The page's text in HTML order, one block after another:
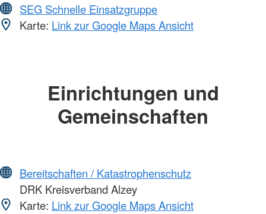
SEG Schnelle Einsatzgruppe
Karte: Link zur Google Maps Ansicht
Einrichtungen und
Gemeinschaften
Bereitschaften / Katastrophenschutz
DRK Kreisverband Alzey
Karte: Link zur Google Maps Ansicht